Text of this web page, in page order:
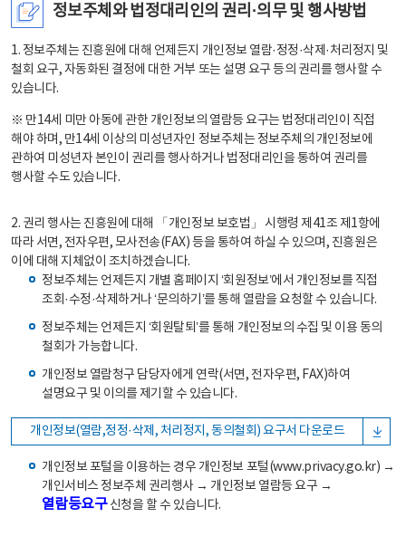
정보주체와 법정대리인의 권리·의무 및 행사방법
1. 정보주체는 진흥원에 대해 언제든지 개인정보 열람·정정·삭제·처리정지 및
철회 요구, 자동화된 결정에 대한 거부 또는 설명 요구 등의 권리를 행사할 수
있습니다.
※ 만14세 미만 아동에 관한 개인정보의 열람등 요구는 법정대리인이 직접
해야 하며, 만14세 이상의 미성년자인 정보주체는 정보주체의 개인정보에
관하여 미성년자 본인이 권리를 행사하거나 법정대리인을 통하여 권리를
행사할 수도 있습니다.
2. 권리 행사는 진흥원에 대해 「개인정보 보호법」 시행령 제41조 제1항에
따라 서면, 전자우편, 모사전송(FAX) 등을 통하여 하실 수 있으며, 진흥원은
이에 대해 지체없이 조치하겠습니다.
정보주체는 언제든지 개별 홈페이지 ‘회원정보’에서 개인정보를 직접
조회·수정·삭제하거나 ‘문의하기’를 통해 열람을 요청할 수 있습니다.
정보주체는 언제든지 ‘회원탈퇴’를 통해 개인정보의 수집 및 이용 동의
철회가 가능합니다.
개인정보 열람청구 담당자에게 연락(서면, 전자우편, FAX)하여
설명요구 및 이의를 제기할 수 있습니다.
개인정보(열람,정정·삭제, 처리정지, 동의철회) 요구서 다운로드
개인정보 포털을 이용하는 경우 개인정보 포털(www.privacy.go.kr) →
개인서비스 정보주체 권리행사 → 개인정보 열람등 요구 →
열람등요구신청을 할 수 있습니다.